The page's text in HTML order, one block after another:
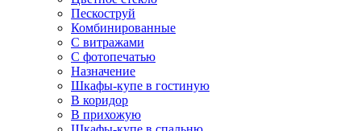
Пескоструй
Комбинированные
С витражами
С фотопечатью
Назначение
Шкафы-купе в гостиную
В коридор
В прихожую